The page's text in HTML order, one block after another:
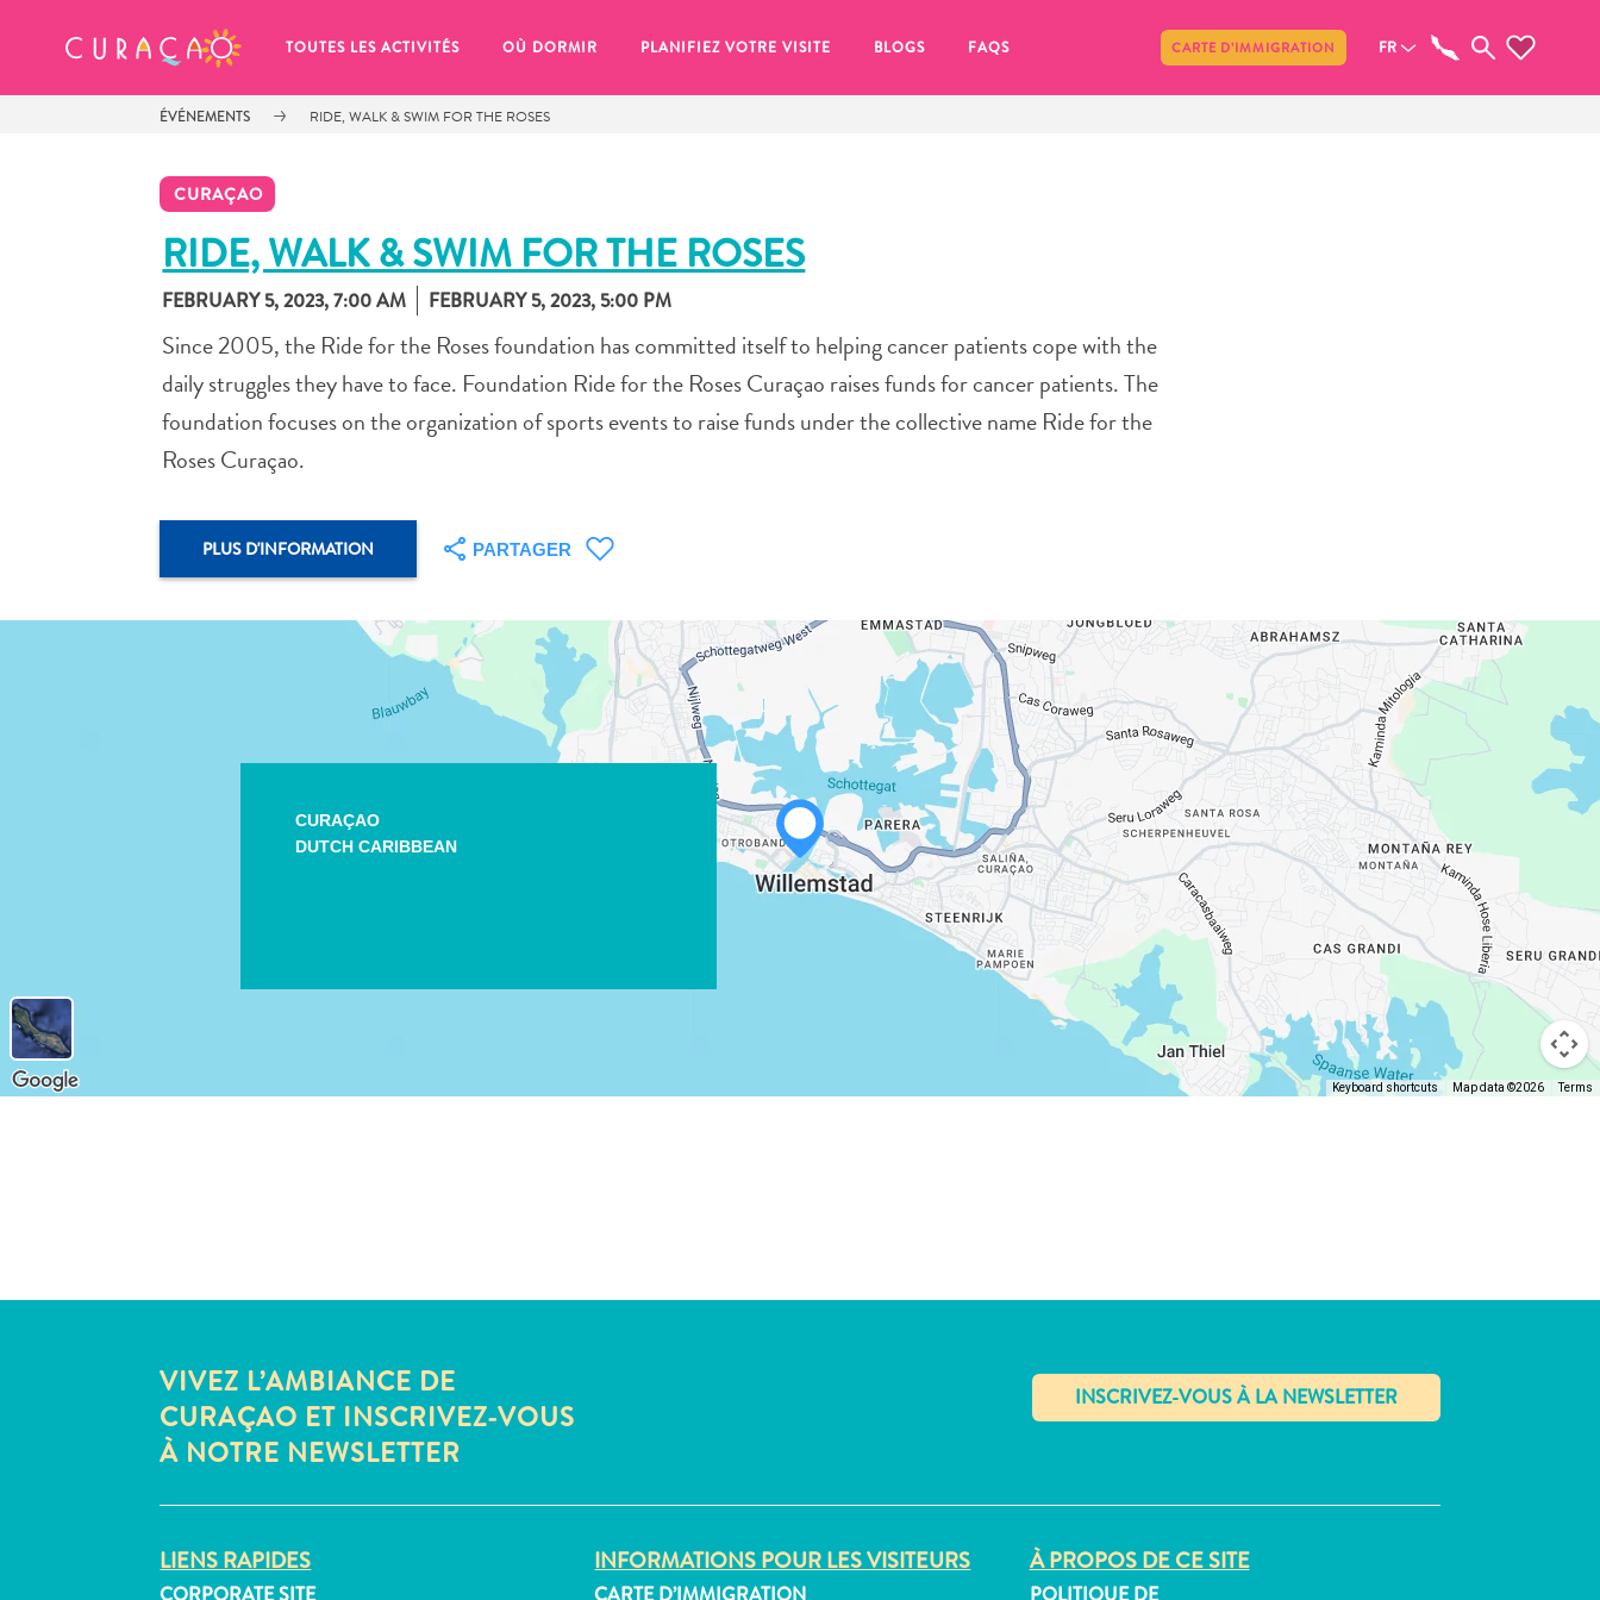
TOUTES LES ACTIVITÉS OÙ DORMIR PLANIFIEZ VOTRE VISITE BLOGS FAQS CARTE D’IMMIGRATION FR
ÉVÉNEMENTS RIDE, WALK & SWIM FOR THE ROSES
CURAÇAO
RIDE, WALK & SWIM FOR THE ROSES
FEBRUARY 5, 2023, 7:00 AM FEBRUARY 5, 2023, 5:00 PM
Since 2005, the Ride for the Roses foundation has committed itself to helping cancer patients cope with the
daily struggles they have to face. Foundation Ride for the Roses Curaçao raises funds for cancer patients. The
foundation focuses on the organization of sports events to raise funds under the collective name Ride for the
Roses Curaçao.
PLUS D'INFORMATION PARTAGER
WHATSAPP
CURAÇAO
DUTCH CARIBBEAN
Keyboard shortcuts Map data ©2026 Terms
VIVEZ L’AMBIANCE DE
CURAÇAO ET INSCRIVEZ-VOUS
À NOTRE NEWSLETTER
✕
LIENS RAPIDES INFORMATIONS POUR LES VISITEURS À PROPOS DE CE SITE
MES FAVORIS Partager
It looks like you haven’t saved any
Chaque fois que vous souhaitez enregistrer quelque chose pour plus tard, assurez-vous de cliquer sur le